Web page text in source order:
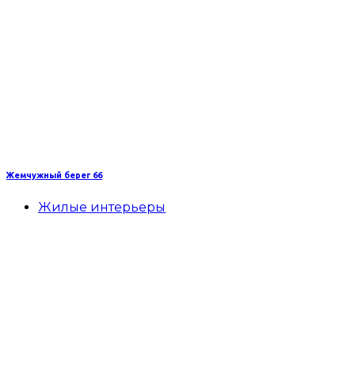
Жемчужный берег 66
Жилые интерьеры